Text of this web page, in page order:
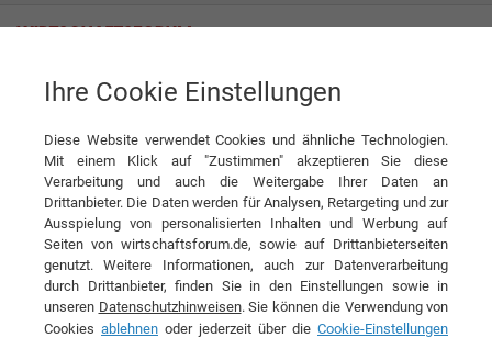
News Durchbruch im Maklergeschäft: Die Methode von Sam Plett
News
DIESEN ARTIKEL EMPFEHLEN
Durchbruch im Maklergeschäft:
Die Methode von Sam Plett
Ihre Cookie Einstellungen
Diese Website verwendet Cookies und ähnliche Technologien.
Mit einem Klick auf "Zustimmen" akzeptieren Sie diese
Verarbeitung und auch die Weitergabe Ihrer Daten an
Drittanbieter. Die Daten werden für Analysen, Retargeting und zur
Ausspielung von personalisierten Inhalten und Werbung auf
Seiten von wirtschaftsforum.de, sowie auf Drittanbieterseiten
genutzt. Weitere Informationen, auch zur Datenverarbeitung
durch Drittanbieter, finden Sie in den Einstellungen sowie in
unseren Datenschutzhinweisen. Sie können die Verwendung von
Cookies ablehnen oder jederzeit über die Cookie-Einstellungen